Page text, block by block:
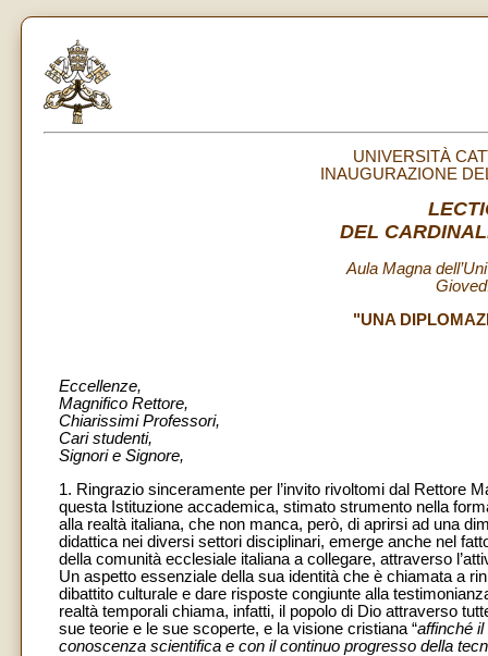
UNIVERSITÀ
INAUGURAZIONE
DEL
Aula Magna
"UNA
Eccellenze,
Magnifico Rettore,
Chiarissimi Professori,
Cari studenti,
Signori e Signore,
1. Ringrazio sinceramente per l’invito rivoltomi dal Rettore
questa Istituzione accademica, stimato strumento nella
alla realtà italiana, che non manca, però, di aprirsi ad una
didattica nei diversi settori disciplinari, emerge anche nel
della comunità ecclesiale italiana a collegare, attraverso
Un aspetto essenziale della sua identità che è chiamata a
dibattito culturale e dare risposte congiunte alla
realtà temporali chiama, infatti, il popolo di Dio attraverso
sue teorie e le sue scoperte, e la visione cristiana “affinché
conoscenza scientifica e con il continuo progresso della